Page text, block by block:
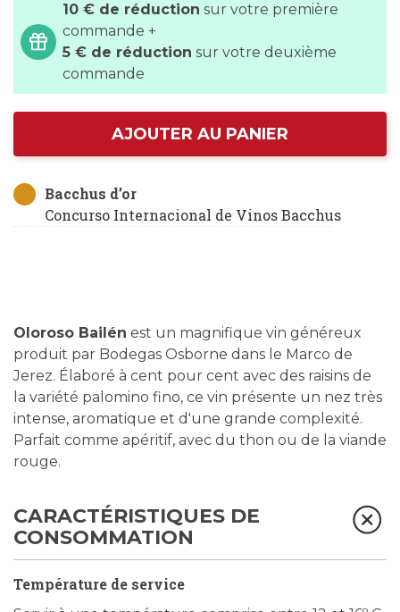
10 € de réduction sur votre première
commande +
5 € de réduction sur votre deuxième
commande
AJOUTER AU PANIER
Bacchus d’or
Concurso Internacional de Vinos Bacchus
Oloroso Bailén est un magnifique vin généreux
produit par Bodegas Osborne dans le Marco de
Jerez. Élaboré à cent pour cent avec des raisins de
la variété palomino fino, ce vin présente un nez très
intense, aromatique et d'une grande complexité.
Parfait comme apéritif, avec du thon ou de la viande
rouge.
CARACTÉRISTIQUES DE
CONSOMMATION
Température de service